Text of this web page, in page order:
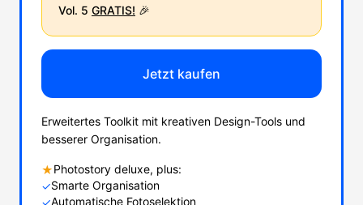
Vol. 5 GRATIS! 🎉
Jetzt kaufen
Erweitertes Toolkit mit kreativen Design-Tools und
besserer Organisation.
★Photostory deluxe, plus:
✓Smarte Organisation
✓Automatische Fotoselektion